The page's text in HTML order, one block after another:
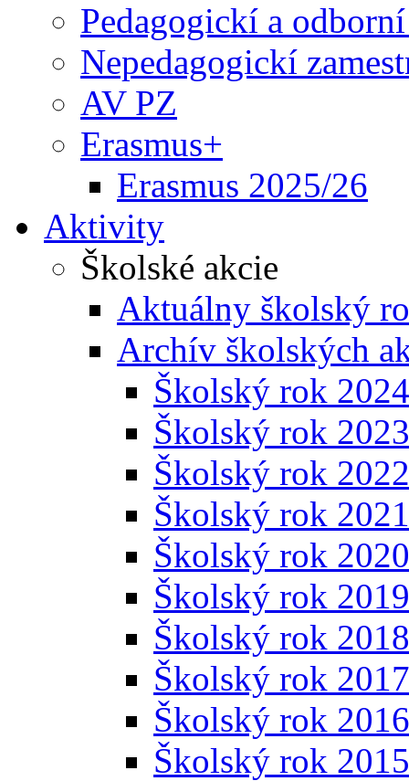
Pedagogickí a
Nepedagogickí
AV PZ
Erasmus+
Erasmus 2025/26
Aktivity
Školské akcie
Aktuálny školský
Archív školských
Školský rok
Školský rok
Školský rok
Školský rok
Školský rok
Školský rok
Školský rok
Školský rok
Školský rok
Školský rok